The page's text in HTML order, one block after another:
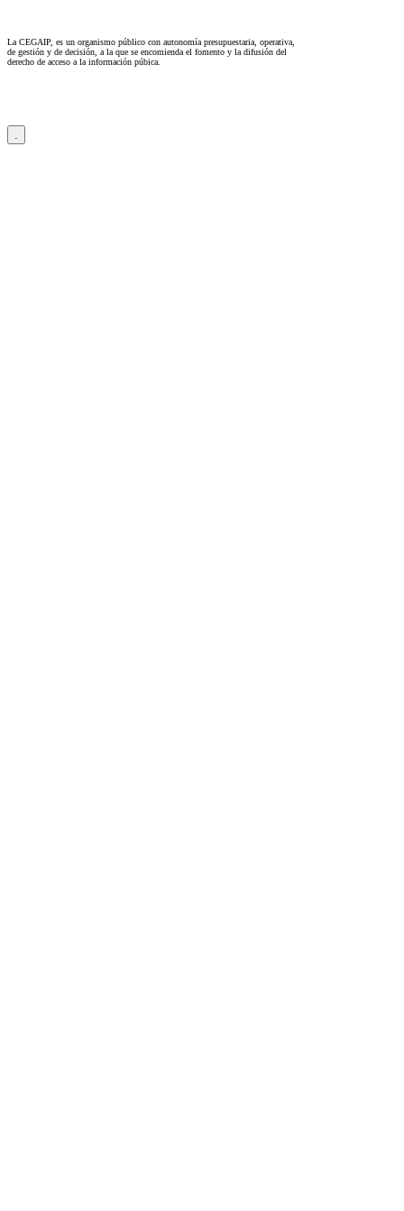
La CEGAIP, es un organismo público con autonomía presupuestaria, operativa,
de gestión y de decisión, a la que se encomienda el fomento y la difusión del
derecho de acceso a la información púbica.